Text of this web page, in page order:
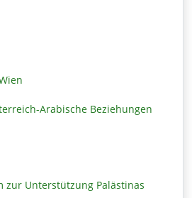
Arabische Beziehungen
zur Unterstützung Palästinas